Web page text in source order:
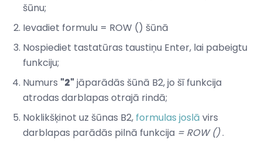
šūnu;
Ievadiet formulu = ROW () šūnā
Nospiediet tastatūras taustiņu Enter, lai pabeigtu
funkciju;
Numurs "2"jāparādās šūnā B2, jo šī funkcija
atrodas darblapas otrajā rindā;
Noklikšķinot uz šūnas B2, formulas joslā virs
darblapas parādās pilnā funkcija = ROW ().